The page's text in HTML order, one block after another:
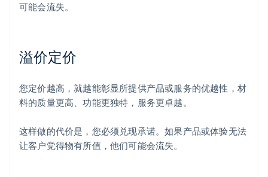
可能会流失。
溢价定价
您定价越高，就越能彰显所提供产品或服务的优越性，材
料的质量更高、功能更独特，服务更卓越。
这样做的代价是，您必须兑现承诺。如果产品或体验无法
让客户觉得物有所值，他们可能会流失。